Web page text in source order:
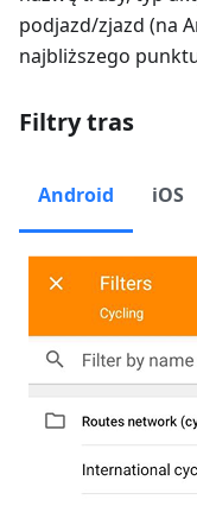
podjazd/zjazd (na
najbliższego
Filtry tras
Android iOS